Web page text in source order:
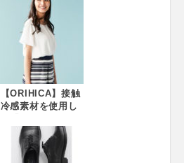
【ORIHICA】接触
冷感素材を使用し
カットソー」新発
売 ～“きちんと見
え”と“ひんやりし